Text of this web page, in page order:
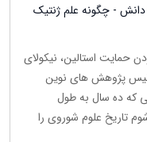
دانش - چگونه علم ژنتیک
آوردن حمایت استالین، نیکولای
پژوهش های نوین
که ده سال به طول
تاریخ علوم شوروی را